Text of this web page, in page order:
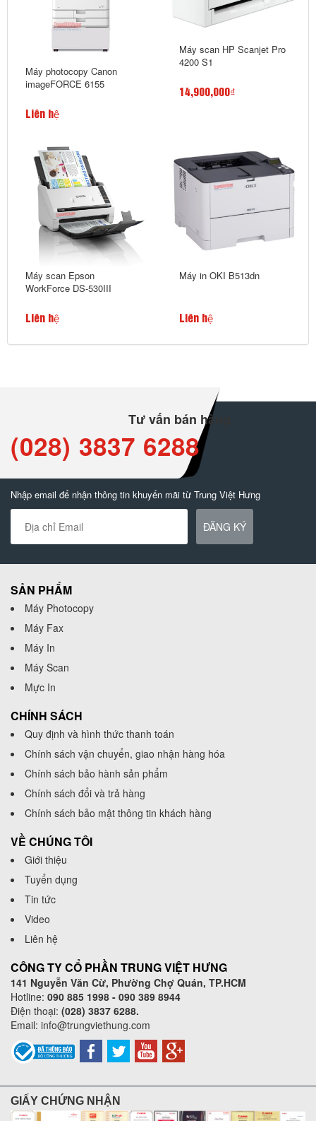
Máy photocopy Canon
imageFORCE 6155
Liên hệ
Máy scan HP Scanjet Pro
4200 S1
14,900,000₫
Máy scan Epson
WorkForce DS-530III
Liên hệ
Máy in OKI B513dn
Liên hệ
Tư vấn bán hàng
(028) 3837 6288
Nhập email để nhận thông tin khuyến mãi từ Trung Việt Hưng
ĐĂNG KÝ
SẢN PHẨM
Máy Photocopy
Máy Fax
Máy In
Máy Scan
Mực In
CHÍNH SÁCH
Quy định và hình thức thanh toán
Chính sách vận chuyển, giao nhận hàng hóa
Chính sách bảo hành sản phẩm
Chính sách đổi và trả hàng
Chính sách bảo mật thông tin khách hàng
VỀ CHÚNG TÔI
Giới thiệu
Tuyển dụng
Tin tức
Video
Liên hệ
CÔNG TY CỔ PHẦN TRUNG VIỆT HƯNG
141 Nguyễn Văn Cừ, Phường Chợ Quán, TP.HCM
Hotline: 090 885 1998 - 090 389 8944
Điện thoại: (028) 3837 6288.
Email: info@trungviethung.com
GIẤY CHỨNG NHẬN